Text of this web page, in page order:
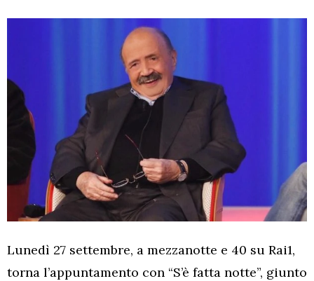
Lunedì 27 settembre, a mezzanotte e 40 su Rai1,
torna l’appuntamento con “S’è fatta notte”, giunto